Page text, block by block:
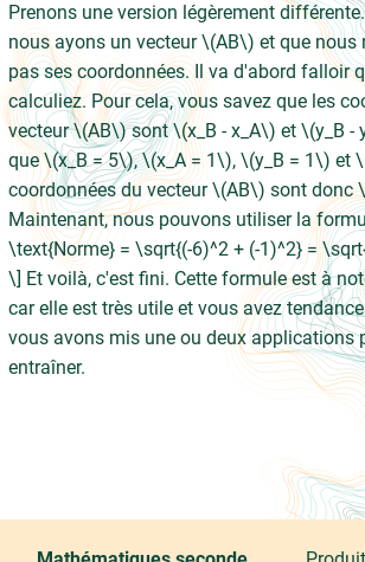
Prenons une version légèrement
nous ayons un vecteur \(AB\) et que nous
pas ses coordonnées. Il va d'abord falloir
calculiez. Pour cela, vous savez que les
vecteur \(AB\) sont \(x_B - x_A\) et \(y_B -
que \(x_B = 5\), \(x_A = 1\), \(y_B = 1\) et
coordonnées du vecteur \(AB\) sont donc
Maintenant, nous pouvons utiliser la
\text{Norme} = \sqrt{(-6)^2 + (-1)^2} =
\] Et voilà, c'est fini. Cette formule est à
car elle est très utile et vous avez
vous avons mis une ou deux applications
entraîner.